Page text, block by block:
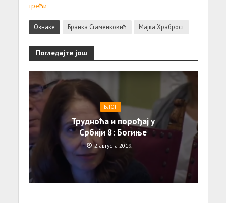
трећи
Ознаке Бранка Стаменковић Мајка Храброст
Погледајте још
БЛОГ
Трудноћа и порођај у
Србији 8: Богиње
2. августа 2019.